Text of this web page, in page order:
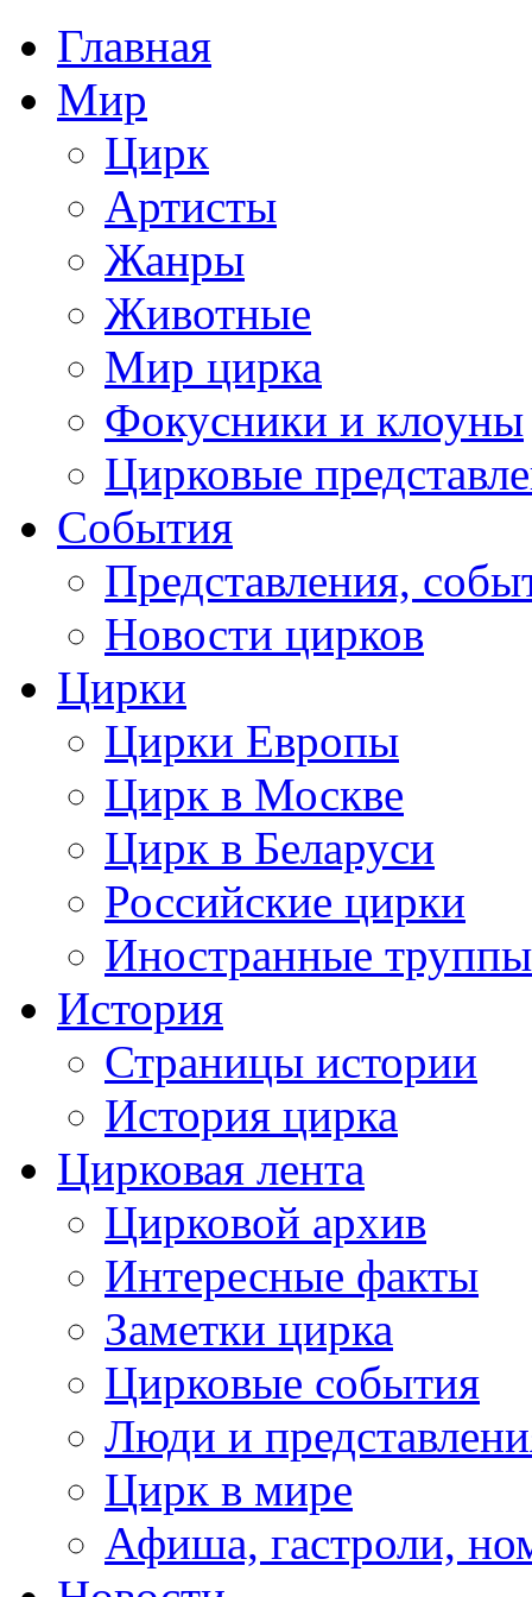
Главная
Мир
Цирк
Артисты
Жанры
Животные
Мир цирка
Фокусники и клоуны
Цирковые
События
Представления,
Новости цирков
Цирки
Цирки Европы
Цирк в Москве
Цирк в Беларуси
Российские цирки
Иностранные труппы
История
Страницы истории
История цирка
Цирковая лента
Цирковой архив
Интересные факты
Заметки цирка
Цирковые события
Люди и
Цирк в мире
Афиша, гастроли,